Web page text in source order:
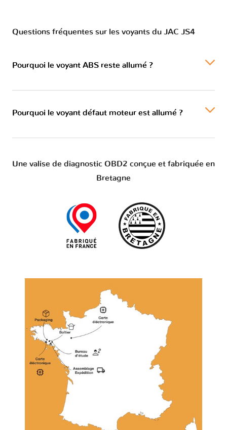
Questions fréquentes sur les voyants du JAC JS4
Pourquoi le voyant ABS reste allumé ?
Pourquoi le voyant défaut moteur est allumé ?
Une valise de diagnostic OBD2 conçue et fabriquée en
Bretagne